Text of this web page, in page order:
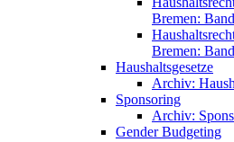
Bremen:
Bremen:
Haushaltsgesetze
Archiv:
Sponsoring
Archiv:
Gender Budgeting